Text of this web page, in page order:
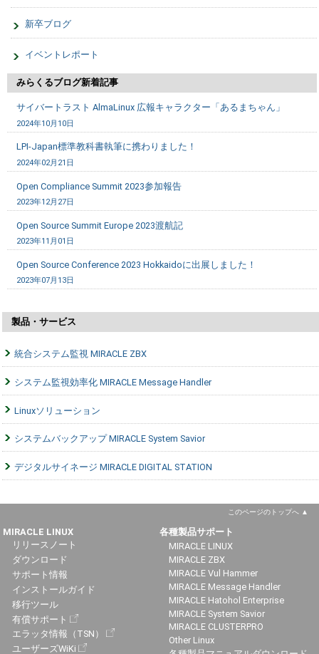
新卒ブログ
イベントレポート
みらくるブログ新着記事
サイバートラスト AlmaLinux 広報キャラクター「あるまちゃん」
2024年10月10日
LPI-Japan標準教科書執筆に携わりました！
2024年02月21日
Open Compliance Summit 2023参加報告
2023年12月27日
Open Source Summit Europe 2023渡航記
2023年11月01日
Open Source Conference 2023 Hokkaidoに出展しました！
2023年07月13日
製品・サービス
統合システム監視 MIRACLE ZBX
システム監視効率化 MIRACLE Message Handler
Linuxソリューション
システムバックアップ MIRACLE System Savior
デジタルサイネージ MIRACLE DIGITAL STATION
このページのトップへ
MIRACLE LINUX
リリースノート
ダウンロード
サポート情報
インストールガイド
移行ツール
有償サポート
エラッタ情報（TSN）
ユーザーズWiKi
各種製品サポート
MIRACLE LINUX
MIRACLE ZBX
MIRACLE Vul Hammer
MIRACLE Message Handler
MIRACLE Hatohol Enterprise
MIRACLE System Savior
MIRACLE CLUSTERPRO
Other Linux